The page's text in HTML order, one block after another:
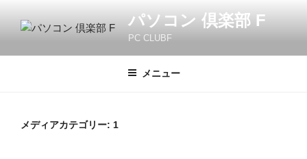
ン
パソコン 倶楽部 F
PC CLUBF
メニュー
メディアカテゴリー: 1